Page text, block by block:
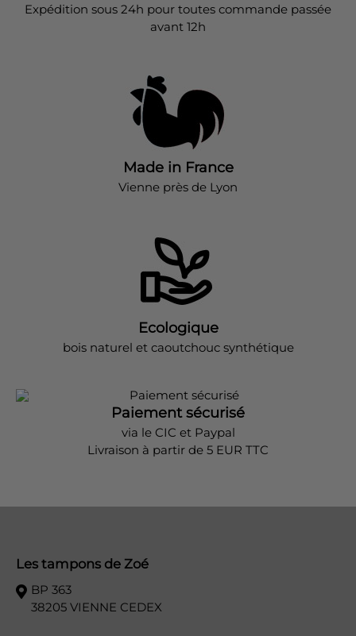
Expédition sous 24h pour toutes commande passée
avant 12h
Made in France
Vienne près de Lyon
Ecologique
bois naturel et caoutchouc synthétique
Paiement sécurisé
via le CIC et Paypal
Livraison à partir de 5 EUR TTC
Les tampons de Zoé
BP 363
38205 VIENNE CEDEX